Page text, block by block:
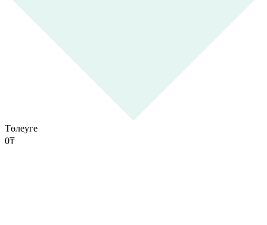
Төлеуге
0₸